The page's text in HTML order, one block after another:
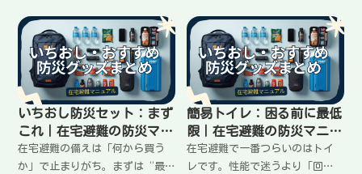
いちおし防災セット：まず
これ｜在宅避難の防災マニ
ュアル
在宅避難の備えは「何から買う
か」で止まりがち。まずは“最
簡易トイレ：困る前に最低
限｜在宅避難の防災マニュ
アル
在宅避難で一番つらいのはトイ
レです。性能で迷うより「回